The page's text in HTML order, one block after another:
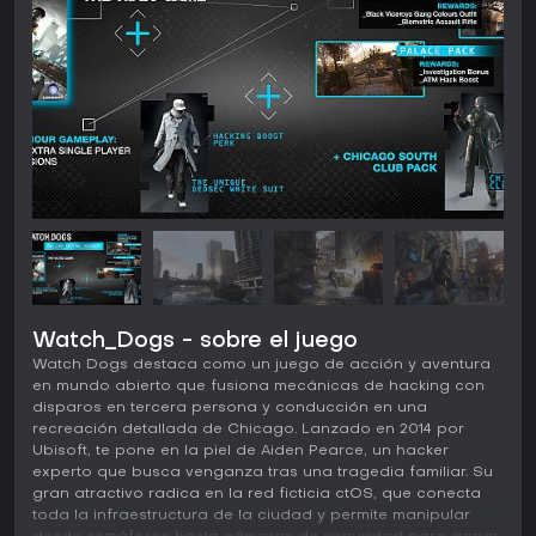
Watch_Dogs - sobre el juego
Watch Dogs destaca como un juego de acción y aventura
en mundo abierto que fusiona mecánicas de hacking con
disparos en tercera persona y conducción en una
recreación detallada de Chicago. Lanzado en 2014 por
Ubisoft, te pone en la piel de Aiden Pearce, un hacker
experto que busca venganza tras una tragedia familiar. Su
gran atractivo radica en la red ficticia ctOS, que conecta
toda la infraestructura de la ciudad y permite manipular